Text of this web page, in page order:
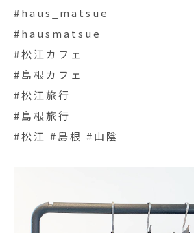
#haus_matsue
#hausmatsue
#松江カフェ
#島根カフェ
#松江旅行
#島根旅行
#松江 #島根 #山陰